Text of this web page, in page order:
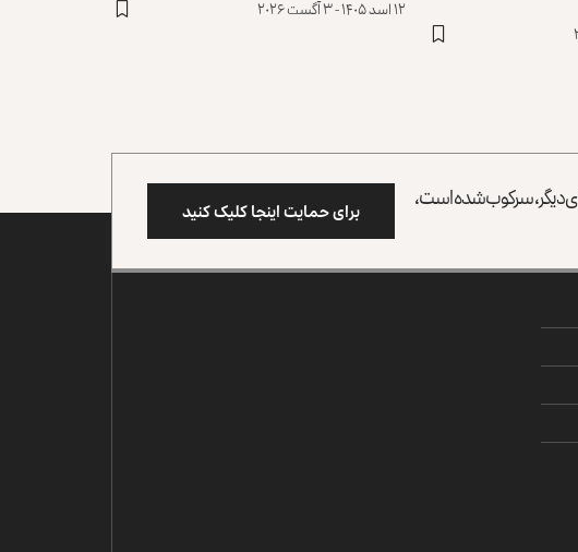
۱۲ اسد ۱۴۰۵ - ۳ آگست ۲۰۲۶
دیگر، سرکوب شده است، برای حمایت اینجا کلیک کنید